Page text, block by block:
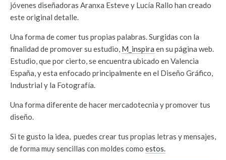
jóvenes diseñadoras Aranxa Esteve y Lucía Rallo han creado
este original detalle.
Una forma de comer tus propias palabras. Surgidas con la
finalidad de promover su estudio, M_inspira en su página web.
Estudio, que por cierto, se encuentra ubicado en Valencia
España, y esta enfocado principalmente en el Diseño Gráfico,
Industrial y la Fotografía.
Una forma diferente de hacer mercadotecnia y promover tus
diseño.
Si te gusto la idea, puedes crear tus propias letras y mensajes,
de forma muy sencillas con moldes como estos.